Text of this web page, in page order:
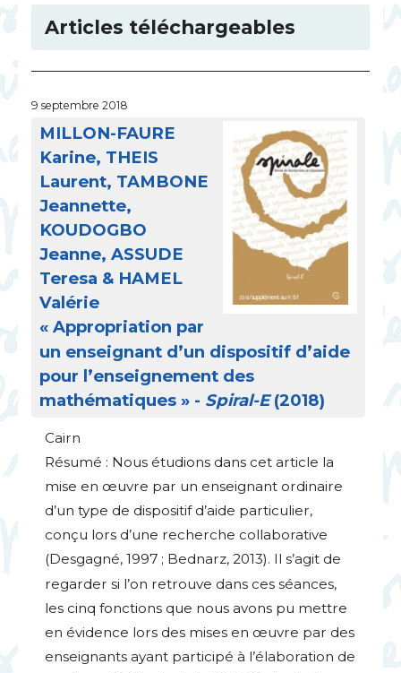
Articles téléchargeables
9 septembre 2018
MILLON-FAURE
Karine, THEIS
Laurent, TAMBONE
Jeannette,
KOUDOGBO
Jeanne,ASSUDE
Teresa & HAMEL
Valérie
« Appropriation par
un enseignant d’un dispositif d’aide
pour l’enseignement des
mathématiques » - Spiral-E(2018)
Cairn
Résumé : Nous étudions dans cet article la
mise en œuvre par un enseignant ordinaire
d’un type de dispositif d’aide particulier,
conçu lors d’une recherche collaborative
(Desgagné, 1997 ; Bednarz, 2013). Il s’agit de
regarder si l’on retrouve dans ces séances,
les cinq fonctions que nous avons pu mettre
en évidence lors des mises en œuvre par des
enseignants ayant participé à l’élaboration de